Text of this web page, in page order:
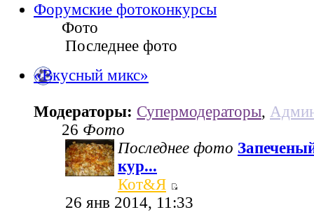
Форумские фотоконкурсы
Фото
Последнее фото
«Вкусный микс»
Модераторы: Супермодераторы,
26 Фото
Последнее фото
кур...
Кот&Я
26 янв 2014, 11:33